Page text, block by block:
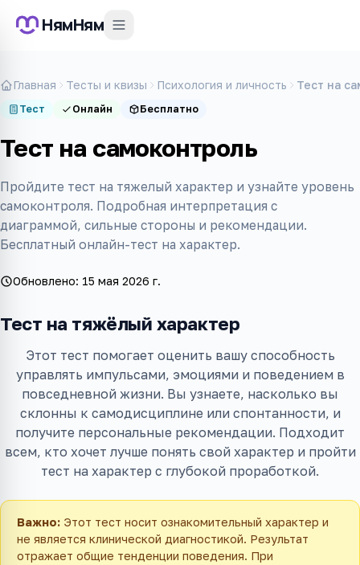
НямНям
Главная Тесты и квизы Психология и личность Тест на
Тест Онлайн Бесплатно
Тест на самоконтроль
Пройдите тест на тяжелый характер и узнайте уровень
самоконтроля. Подробная интерпретация с
диаграммой, сильные стороны и рекомендации.
Бесплатный онлайн-тест на характер.
Обновлено: 15 мая 2026 г.
Тест на тяжёлый характер
Этот тест помогает оценить вашу способность
управлять импульсами, эмоциями и поведением в
повседневной жизни. Вы узнаете, насколько вы
склонны к самодисциплине или спонтанности, и
получите персональные рекомендации. Подходит
всем, кто хочет лучше понять свой характер и пройти
тест на характер с глубокой проработкой.
Важно: Этот тест носит ознакомительный характер и
не является клинической диагностикой. Результат
отражает общие тенденции поведения. При